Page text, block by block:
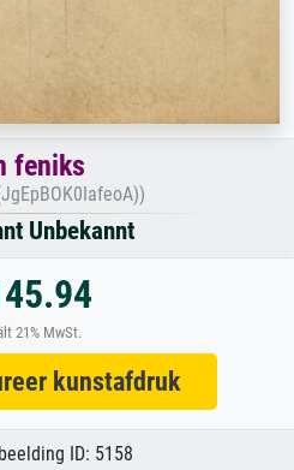
feniks
Unbekannt
21% MwSt.
kunstafdruk
ID: 5158